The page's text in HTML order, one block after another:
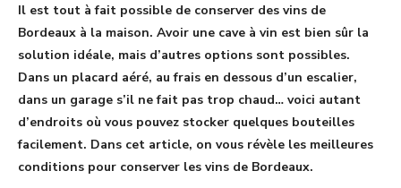
Il est tout à fait possible de conserver des vins de
Bordeaux à la maison. Avoir une cave à vin est bien sûr la
solution idéale, mais d’autres options sont possibles.
Dans un placard aéré, au frais en dessous d’un escalier,
dans un garage s’il ne fait pas trop chaud… voici autant
d’endroits où vous pouvez stocker quelques bouteilles
facilement. Dans cet article, on vous révèle les meilleures
conditions pour conserver les vins de Bordeaux.